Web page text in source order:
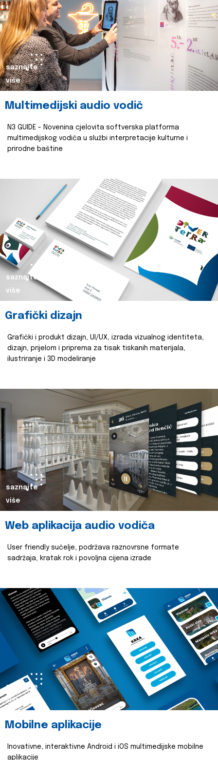
saznajte
više
Multimedijski audio vodič
N3 GUIDE - Novenina cjelovita softverska platforma
multimedijskog vodiča u službi interpretacije kulturne i
prirodne baštine
saznajte
više
Grafički dizajn
Grafički i produkt dizajn, UI/UX, izrada vizualnog identiteta,
dizajn, prijelom i priprema za tisak tiskanih materijala,
ilustriranje i 3D modeliranje
saznajte
više
Web aplikacija audio vodiča
User friendly sučelje, podržava raznovrsne formate
sadržaja, kratak rok i povoljna cijena izrade
saznajte
više
Mobilne aplikacije
Inovativne, interaktivne Android i iOS multimedijske mobilne
aplikacije